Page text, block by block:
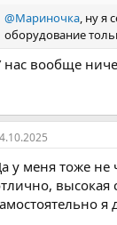
@Мариночка , ну
оборудование
нас вообще
у меня тоже не
высокая
я